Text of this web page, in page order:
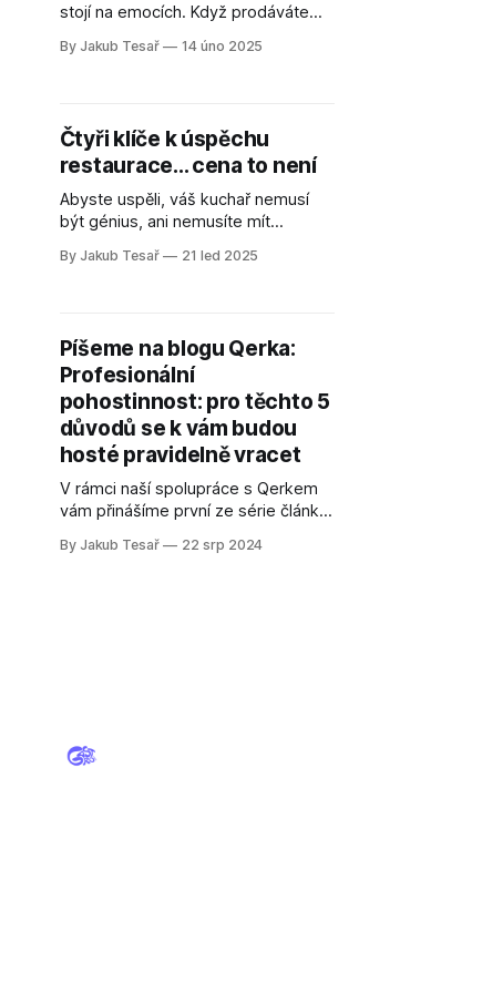
stojí na emocích. Když prodáváte
nechcete. Hosté se chtějí cítit
které by si nedokázali sami připravit.
V oblasti propagace restaurace platí
to samé – musíte ukázat, že to u
vás žije
By Jakub Tesař 14 úno 2025
Čtyři klíče k úspěchu
restaurace... cena to není
Abyste uspěli, váš kuchař nemusí
být génius, ani nemusíte mít
PROSTŘEDÍ – kompromisy se
trávit čas někde, kde se necítí
dobře. Útulný interiér, úměrný úrovni
podniku a sladěný s konceptem, je
opravdu
By Jakub Tesař 21 led 2025
Píšeme na blogu Qerka:
Profesionální
pohostinnost: pro těchto 5
důvodů se k vám budou
hosté pravidelně vracet
V rámci naší spolupráce s Qerkem
vám přinášíme první ze série článků
byznysu. Čtěte zde.
By Jakub Tesař 22 srp 2024